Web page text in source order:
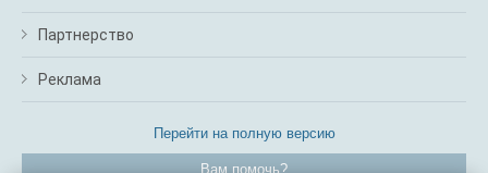
Партнерство
Реклама
Перейти на полную версию
Вам помочь?